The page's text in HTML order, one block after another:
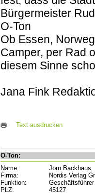
Bürgermeister
O-Ton
Ob Essen,
Camper, per Rad
diesem Sinne
Jana Fink
Text ausdrucken
O-Ton:
Name:
Jörn Backhaus
Firma:
Nordis Verlag
Funktion:
Geschäftsführer
PLZ:
45127